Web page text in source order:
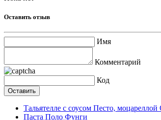
Оставить отзыв
Имя
Комментарий
Код
Тальятелле с соусом Песто,
Паста Поло Фунги